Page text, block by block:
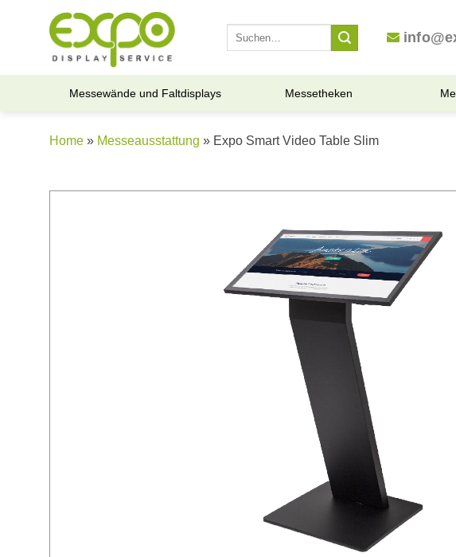
Messewände und Faltdisplays Messetheken
Home » Messeausstattung » Expo Smart Video Table Slim